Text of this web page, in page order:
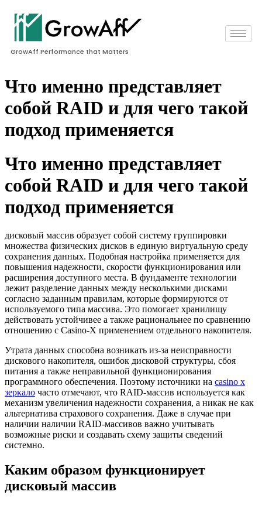
GrowAff Performance that Matters
Что именно представляет
собой RAID и для чего такой
подход применяется
Что именно представляет
собой RAID и для чего такой
подход применяется
дисковый массив образует собой систему группировки
множества физических дисков в единую виртуальную среду
сохранения данных. Подобная настройка применяется для
повышения надежности, скорости функционирования или
расширения доступного места. В фундаменте технологии
лежит разделение данных между несколькими дисками
согласно заданным правилам, которые формируются от
используемого типа массива. Это помогает хранилищу
действовать устойчивее а также рациональнее по сравнению
отношению с Casino-X применением отдельного накопителя.
Утрата данных способна возникать из-за неисправности
дискового накопителя, ошибок дисковой структуры, сбоя
питания а также неправильной функционирования
программного обеспечения. Поэтому источники на casino x
зеркало часто отмечают, что RAID-массив используется как
механизм увеличения надежности сохранения, а никак не как
альтернатива страхового сохранения. Даже в случае при
наличии наличии RAID-массивов важно учитывать
возможные риски и создавать схему защиты сведений
системно.
Каким образом функционирует
дисковый массив